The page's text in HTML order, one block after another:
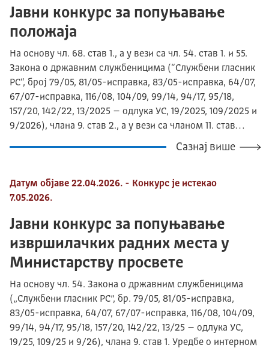
Јавни конкурс за попуњавање
положаја
На основу чл. 68. став 1., а у вези са чл. 54. став 1. и 55.
Закона о државним службеницима (“Службени гласник
РС“, број 79/05, 81/05-исправка, 83/05-исправка, 64/07,
67/07-исправка, 116/08, 104/09, 99/14, 94/17, 95/18,
157/20, 142/22, 13/2025 – одлука УС, 19/2025, 109/2025 и
9/2026), члана 9. став 2., а у вези са чланом 11. став…
Сазнај више
Датум објаве 22.04.2026. - Конкурс је истекао
7.05.2026.
Јавни конкурс за попуњавање
извршилачких радних места у
Министарству просвете
На основу чл. 54. Закона о државним службеницима
(„Службени гласник РС”, бр. 79/05, 81/05-исправка,
83/05-исправка, 64/07, 67/07-исправка, 116/08, 104/09,
99/14, 94/17, 95/18, 157/20, 142/22, 13/25 – одлука УС,
19/25, 109/25 и 9/26), члана 9. став 1. Уредбе о интерном